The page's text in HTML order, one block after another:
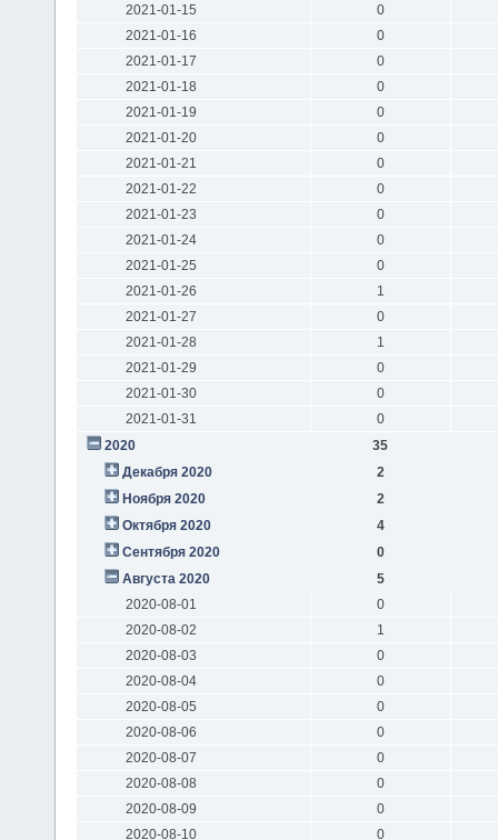
2021-01-15
0
2021-01-16
0
2021-01-17
0
2021-01-18
0
2021-01-19
0
2021-01-20
0
2021-01-21
0
2021-01-22
0
2021-01-23
0
2021-01-24
0
2021-01-25
0
2021-01-26
1
2021-01-27
0
2021-01-28
1
2021-01-29
0
2021-01-30
0
2021-01-31
0
2020
35
Декабря 2020
2
Ноября 2020
2
Октября 2020
4
Сентября 2020
0
Августа 2020
5
2020-08-01
0
2020-08-02
1
2020-08-03
0
2020-08-04
0
2020-08-05
0
2020-08-06
0
2020-08-07
0
2020-08-08
0
2020-08-09
0
2020-08-10
0